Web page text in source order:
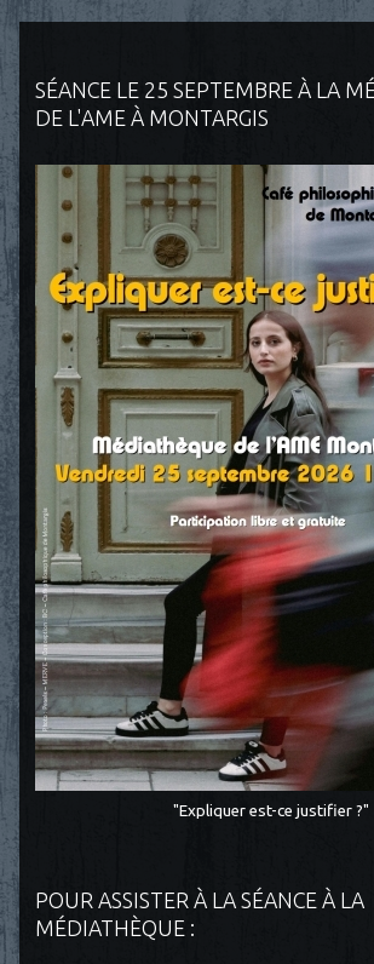
SÉANCE LE 25 SEPTEMBRE À LA
DE L'AME À MONTARGIS
"Expliquer est-ce justifier ?"
POUR ASSISTER À LA SÉANCE À LA
MÉDIATHÈQUE :